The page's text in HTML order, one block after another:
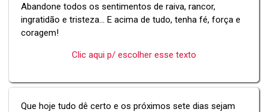
Abandone todos os sentimentos de raiva, rancor,
ingratidão e tristeza... E acima de tudo, tenha fé, força e
coragem!
Clic aqui p/ escolher esse texto
Que hoje tudo dê certo e os próximos sete dias sejam